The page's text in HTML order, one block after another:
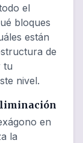
el
bloques
están
de
tu
nivel.
en
la